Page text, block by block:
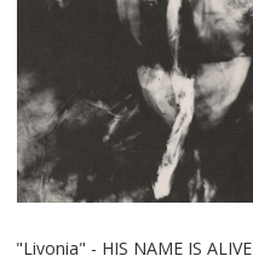
"Livonia" - HIS NAME IS ALIVE